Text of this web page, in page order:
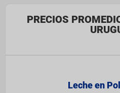
PRECIOS
Leche en